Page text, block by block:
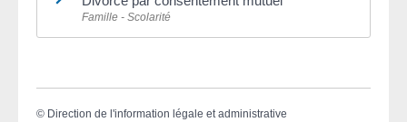
Famille - Scolarité
© Direction de l'information légale et administrative